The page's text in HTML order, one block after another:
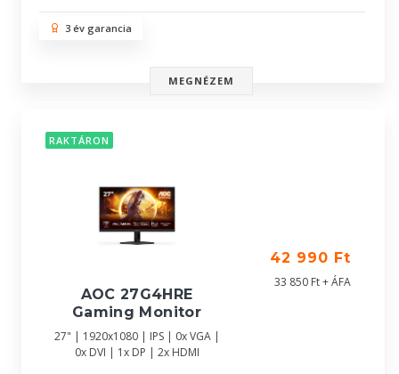
3 év garancia
MEGNÉZEM
RAKTÁRON
AOC 27G4HRE
Gaming Monitor
27" | 1920x1080 | IPS | 0x VGA |
0x DVI | 1x DP | 2x HDMI
42 990 Ft
33 850 Ft + ÁFA